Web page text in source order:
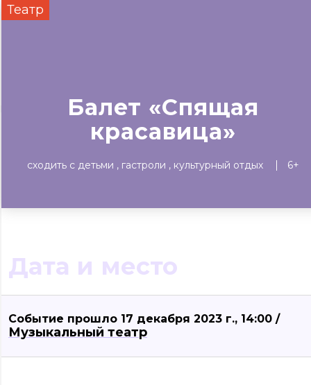
Театр Детям Выставки
Театр
Балет «Спящая
красавица»
сходить с детьми гастроли культурный отдых 6+
Дата и место
Событие прошло 17 декабря 2023 г., 14:00 /
Музыкальный театр